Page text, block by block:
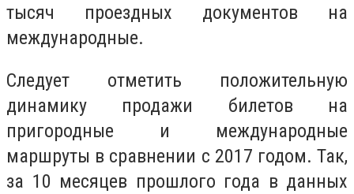
тысяч проездных документов на
международные.
Следует отметить положительную
динамику продажи билетов на
пригородные и международные
маршруты в сравнении с 2017 годом. Так,
за 10 месяцев прошлого года в данных